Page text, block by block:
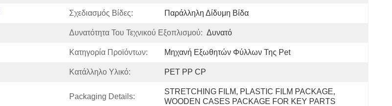
Σχεδιασμός Βίδες: Παράλληλη Δίδυμη Βίδα
Δυνατότητα Του Τεχνικού Εξοπλισμού: Δυνατό
Κατηγορία Προϊόντων: Μηχανή Εξωθητών Φύλλων Της Pet
Κατάλληλο Υλικό: PET PP CP
Packaging Details:
STRETCHING FILM, PLASTIC FILM PACKAGE,
WOODEN CASES PACKAGE FOR KEY PARTS